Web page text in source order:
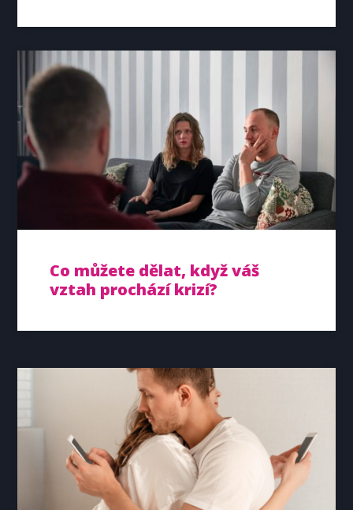
Co můžete dělat, když váš
vztah prochází krizí?